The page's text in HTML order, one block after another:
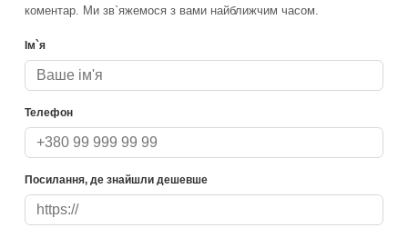
коментар. Ми зв`яжемося з вами найближчим часом.
Ім`я
Телефон
Посилання, де знайшли дешевше